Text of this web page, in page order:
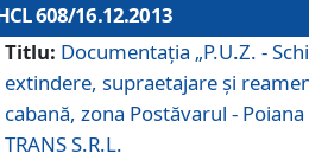
608/16.12.2013
Titlu: Documentaţia „P.U.Z. -
extindere, supraetajare şi
cabană, zona Postăvarul -
TRANS S.R.L.